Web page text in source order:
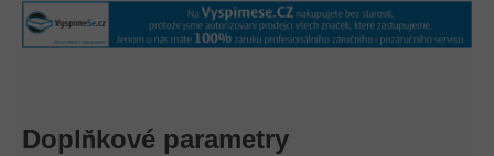
Doplňkové parametry